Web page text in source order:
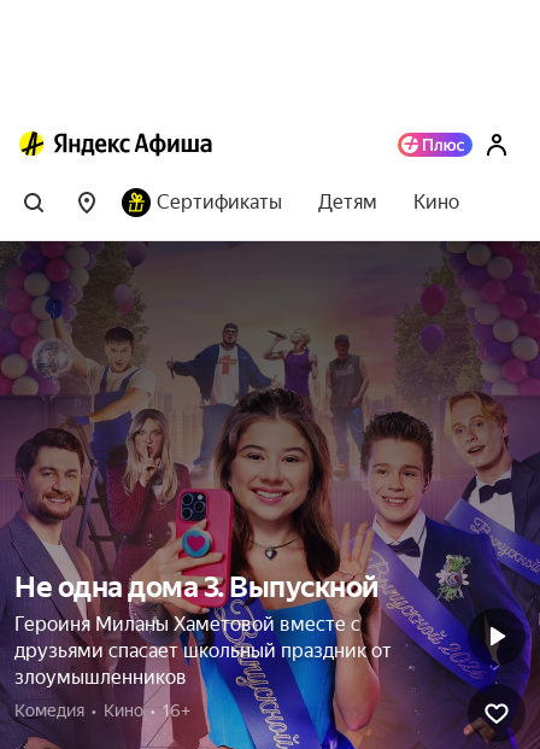
Сертификаты Детям Кино
Не одна дома 3. Выпускной
Героиня Миланы Хаметовой вместе с
друзьями спасает школьный праздник от
злоумышленников
Комедия  •  Кино  •  16+